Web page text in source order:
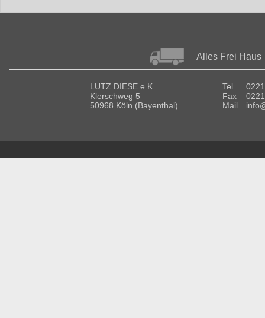
Alles Frei Haus
LUTZ DIESE e.K.
Klerschweg 5
50968 Köln (Bayenthal)
Tel
Fax
Mail